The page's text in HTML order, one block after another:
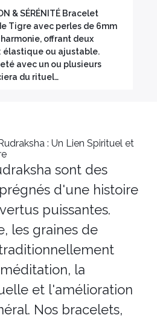
: Un Lien Spirituel et
sont des
d'une histoire
puissantes.
les graines de
la
et l'amélioration
Nos bracelets,
& SÉRÉNITÉ Bracelet
Tigre avec perles de 6mm
offrant deux
élastique ou ajustable.
avec un ou plusieurs
du rituel…